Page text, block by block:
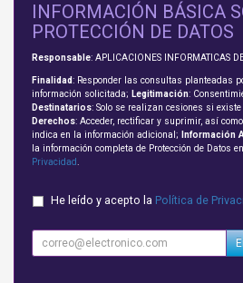
INFORMACIÓN BÁSICA
PROTECCIÓN DE DATOS
Responsable: APLICACIONES INFORMATICAS DE
Finalidad: Responder las consultas planteadas
información solicitada; Legitimación:
Destinatarios: Solo se realizan cesiones si
Derechos: Acceder, rectificar y suprimir, así
indica en la información adicional;
Información
la información completa de Protección de Datos
Privacidad
He leído y acepto la Política de